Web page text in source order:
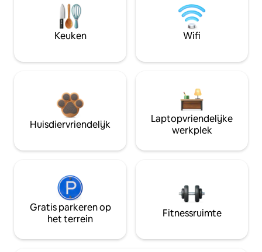
Keuken Wifi
Huisdiervriendelijk
Laptopvriendelijke
werkplek
Gratis parkeren op
het terrein
Fitnessruimte